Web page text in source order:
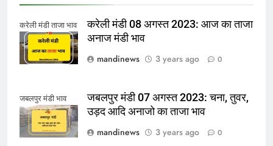
करेली मंडी ताजा भाव
करेली मंडी 08 अगस्त 2023: आज का ताजा
अनाज मंडी भाव
mandinews
3 years ago 0
जबलपुर मंडी भाव
जबलपुर मंडी 07 अगस्त 2023: चना, तुवर,
उड़द आदि अनाजो का ताजा भाव
mandinews
3 years ago 0